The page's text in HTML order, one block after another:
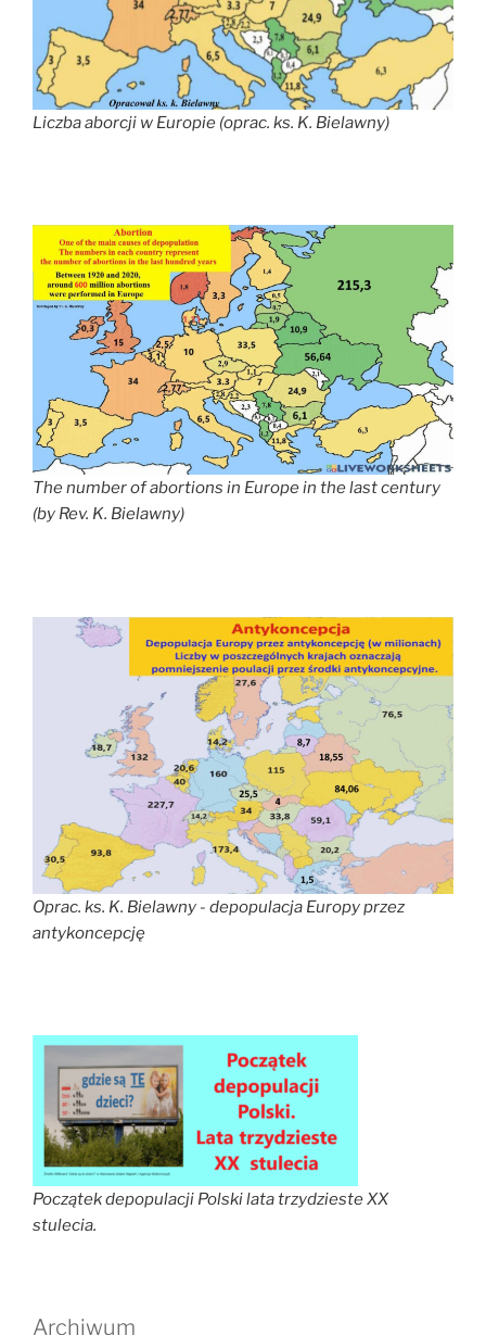
Liczba aborcji w Europie (oprac. ks. K. Bielawny)
The number of abortions in Europein the last century
(by Rev. K. Bielawny)
Oprac. ks. K. Bielawny - depopulacja Europy przez
antykoncepcję
Początek depopulacji Polski lata trzydzieste XX
stulecia.
Archiwum